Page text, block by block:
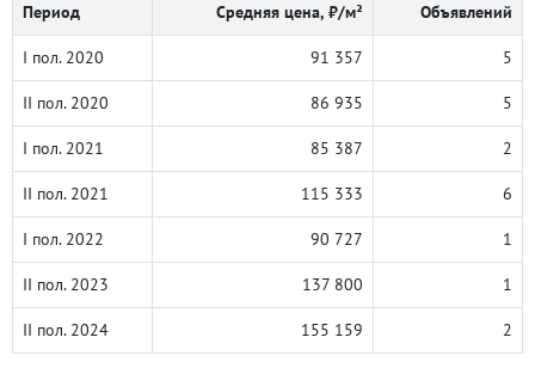
Период Средняя цена, ₽/м² Объявлений
I пол. 2020 91 357 5
II пол. 2020 86 935 5
I пол. 2021 85 387 2
II пол. 2021 115 333 6
I пол. 2022 90 727 1
II пол. 2023 137 800 1
II пол. 2024 155 159 2